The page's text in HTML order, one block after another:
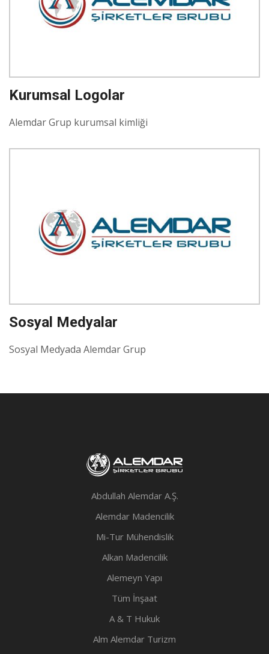
Kurumsal Logolar
Alemdar Grup kurumsal kimliği
Sosyal Medyalar
Sosyal Medyada Alemdar Grup
Abdullah Alemdar A.Ş.
Alemdar Madencilik
Mi-Tur Mühendislik
Alkan Madencilik
Alemeyn Yapı
Tüm İnşaat
A & T Hukuk
Alm Alemdar Turizm